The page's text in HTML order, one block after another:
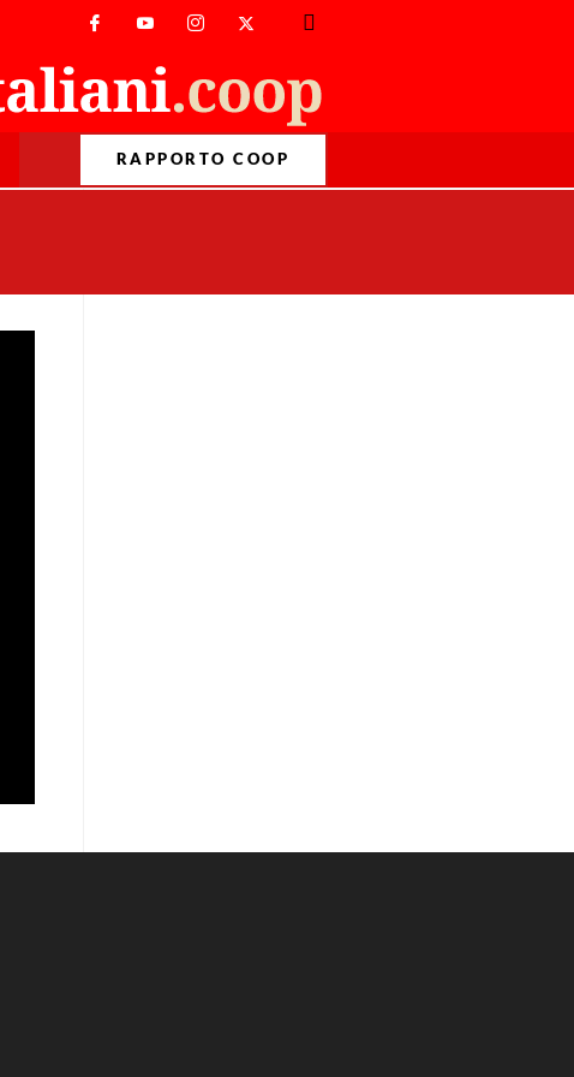
RAPPORTO COOP
> Varie > Ucraina, rallentano gli arrivi dei profughi